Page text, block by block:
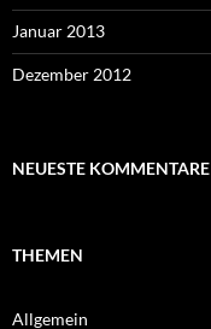
Januar 2013
Dezember 2012
NEUESTE KOMMENTARE
THEMEN
Allgemein